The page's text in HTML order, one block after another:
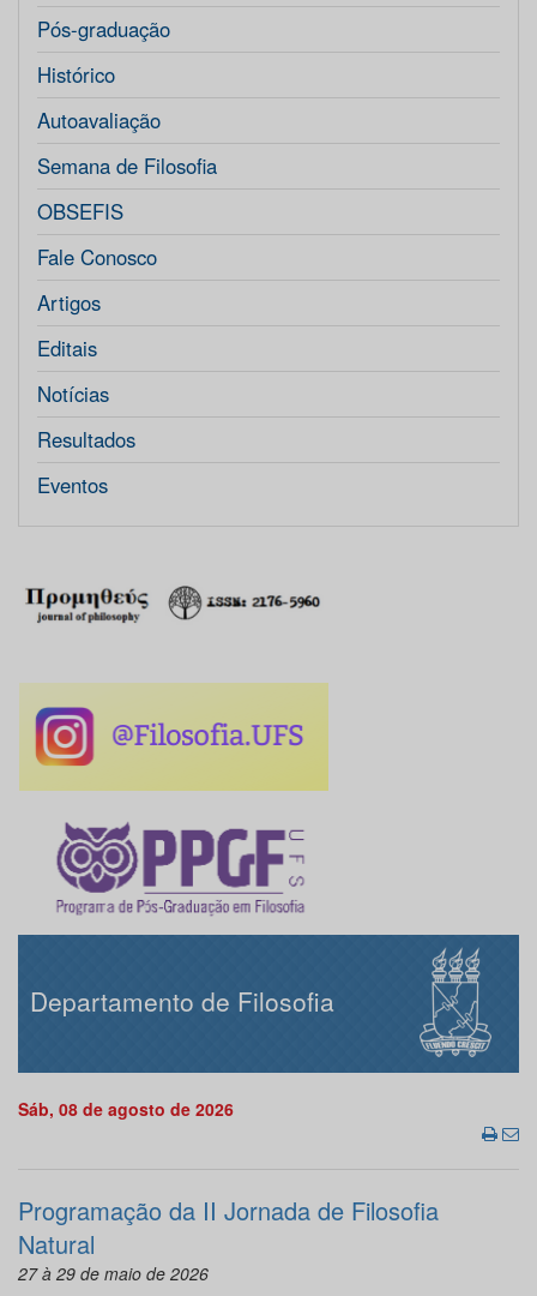
Pós-graduação
Histórico
Autoavaliação
Semana de Filosofia
OBSEFIS
Fale Conosco
Artigos
Editais
Notícias
Resultados
Eventos
Departamento de Filosofia
Sáb, 08 de agosto de 2026
Programação da II Jornada de Filosofia
Natural
27 à 29 de maio de 2026